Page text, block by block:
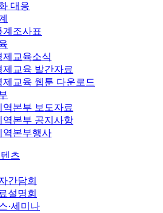
대응
계조사표
제교육소식
제교육 발간자료
제교육 웹툰 다운로드
역본부 보도자료
역본부 공지사항
역본부행사
츠
간담회
설명회
·세미나